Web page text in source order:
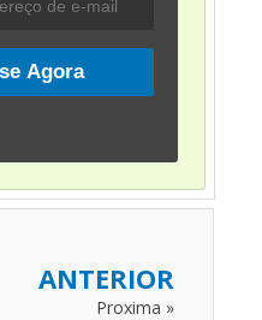
ANTERIOR
Proxima »